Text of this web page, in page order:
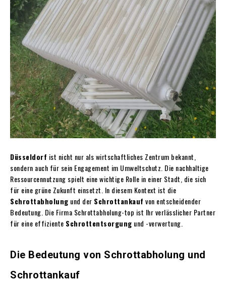
Düsseldorf ist nicht nur als wirtschaftliches Zentrum bekannt,
sondern auch für sein Engagement im Umweltschutz. Die nachhaltige
Ressourcennutzung spielt eine wichtige Rolle in einer Stadt, die sich
für eine grüne Zukunft einsetzt. In diesem Kontext ist die
Schrottabholung und der Schrottankauf von entscheidender
Bedeutung. Die Firma Schrottabholung-top ist Ihr verlässlicher Partner
für eine effiziente Schrottentsorgung und -verwertung.
Die Bedeutung von Schrottabholung und
Schrottankauf